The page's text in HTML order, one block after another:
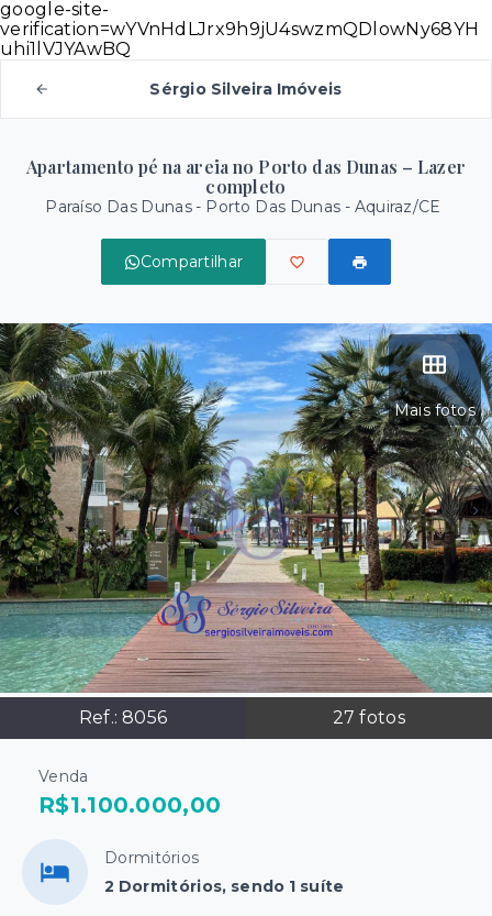
google-site-
verification=wYVnHdLJrx9h9jU4swzmQDlowNy68YH
uhi1lVJYAwBQ
Sérgio Silveira Imóveis
Apartamento pé na areia no Porto das Dunas – Lazer
completo
Paraíso Das Dunas - Porto Das Dunas - Aquiraz/CE
Compartilhar
Mais fotos
Ref.: 8056 27 fotos
Venda
R$1.100.000,00
Dormitórios
2 Dormitórios, sendo 1 suíte